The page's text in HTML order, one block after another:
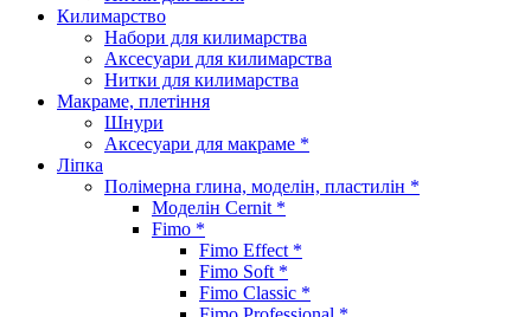
Килимарство
Набори для килимарства
Аксесуари для килимарства
Нитки для килимарства
Макраме, плетіння
Шнури
Аксесуари для макраме *
Ліпка
Полімерна глина, моделін, пластилін *
Моделін Cernit *
Fimo *
Fimo Effect *
Fimo Soft *
Fimo Classic *